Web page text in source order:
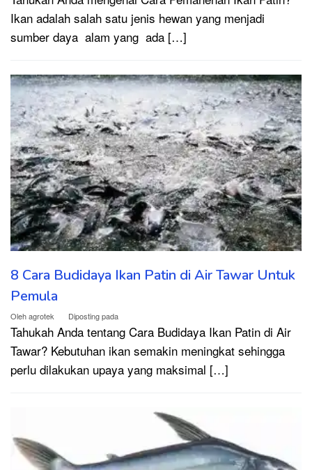
Ikan adalah salah satu jenis hewan yang menjadi
sumber daya alam yang ada […]
8 Cara Budidaya Ikan Patin di Air Tawar Untuk
Pemula
Olehagrotek Diposting pada
Tahukah Anda tentang Cara Budidaya Ikan Patin di Air
Tawar? Kebutuhan ikan semakin meningkat sehingga
perlu dilakukan upaya yang maksimal […]